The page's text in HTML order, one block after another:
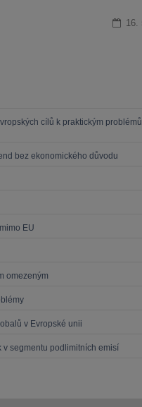
16.
cílů k praktickým
bez ekonomického důvodu
EU
omezeným
v Evropské unii
v segmentu podlimitních emisí